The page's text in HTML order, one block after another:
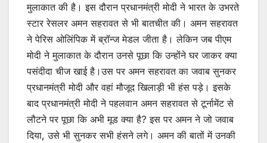
मुलाकात की है। इस दौरान प्रधानमंत्री मोदी ने भारत के उभरते
स्टार रेसलर अमन सहरावत से भी बातचीत की। अमन सहरावत
ने पेरिस ओलिंपिक में ब्रॉन्ज मेडल जीता है। लेकिन जब पीएम
मोदी ने मुलाकात के दौरान उनसे पूछा कि उन्होंने घर जाकर क्या
पसंदीदा चीज खाई है।उस पर अमन सहरावत का जवाब सुनकर
प्रधानमंत्री मोदी और वहां मौजूद खिलाड़ी भी हंस पड़े। इसके
बाद प्रधानमंत्री मोदी ने पहलवान अमन सहरावत से टूर्नामेंट से
लौटने पर पूछा कि अभी मूड क्या है? इस पर अमन ने जो जवाब
दिया, उसे भी सुनकर सभी हंसने लगे। अमन की बातों में उनकी